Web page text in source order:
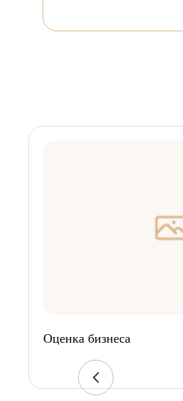
Оценка бизнеса